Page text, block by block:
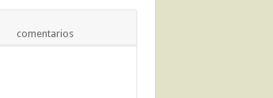
comentarios